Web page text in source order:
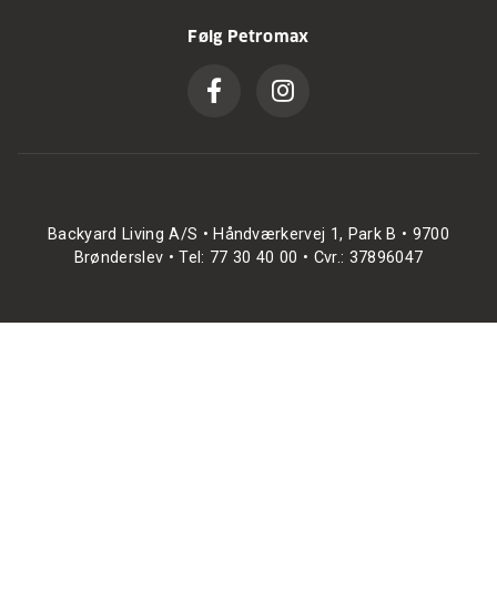
Følg Petromax
Backyard Living A/S • Håndværkervej 1, Park B • 9700
Brønderslev • Tel: 77 30 40 00 • Cvr.: 37896047